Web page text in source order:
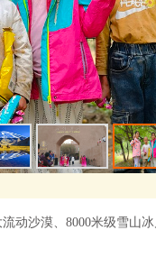
动沙漠、8000米级雪山